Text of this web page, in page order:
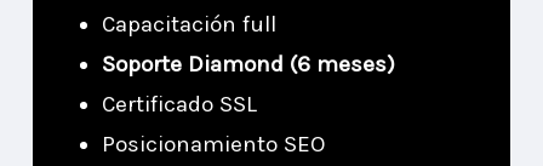
Capacitación full
Soporte Diamond (6 meses)
Certificado SSL
Posicionamiento SEO